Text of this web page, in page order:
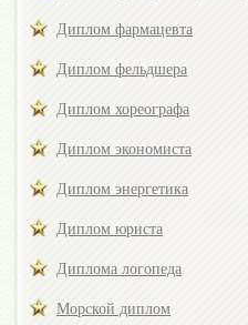
Диплом фармацевта
Диплом фельдшера
Диплом хореографа
Диплом экономиста
Диплом энергетика
Диплом юриста
Диплома логопеда
Морской диплом